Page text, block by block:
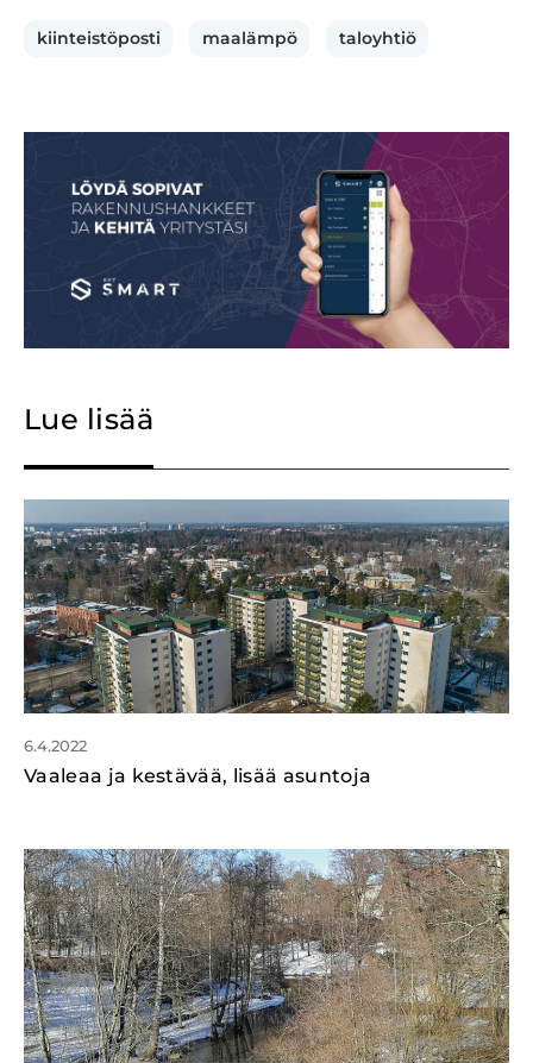
kiinteistöposti maalämpö taloyhtiö
Lue lisää
6.4.2022
Vaaleaa ja kestävää, lisää asuntoja